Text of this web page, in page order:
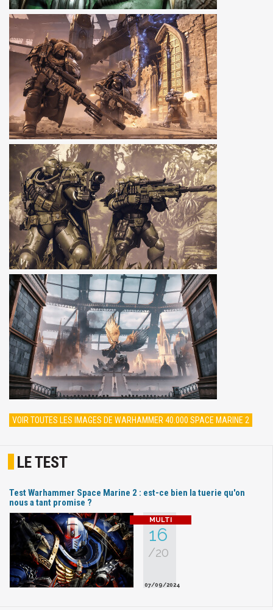
VOIR TOUTES LES IMAGES DE WARHAMMER 40.000 SPACE MARINE 2
LE TEST
Test Warhammer Space Marine 2 : est-ce bien la tuerie qu'on
nous a tant promise ?
16
/20
07/09/2024